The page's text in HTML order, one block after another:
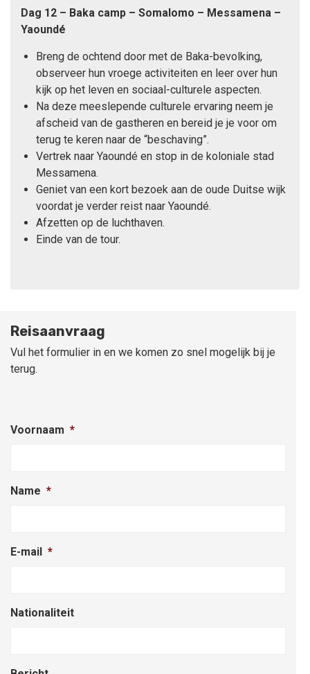
Dag 12 – Baka camp – Somalomo – Messamena –
Yaoundé
Breng de ochtend door met de Baka-bevolking,
observeer hun vroege activiteiten en leer over hun
kijk op het leven en sociaal-culturele aspecten.
Na deze meeslepende culturele ervaring neem je
afscheid van de gastheren en bereid je je voor om
terug te keren naar de “beschaving”.
Vertrek naar Yaoundé en stop in de koloniale stad
Messamena.
Geniet van een kort bezoek aan de oude Duitse wijk
voordat je verder reist naar Yaoundé.
Afzetten op de luchthaven.
Einde van de tour.
Reisaanvraag
Vul het formulier in en we komen zo snel mogelijk bij je
terug.
Voornaam *
Name *
E-mail *
Nationaliteit